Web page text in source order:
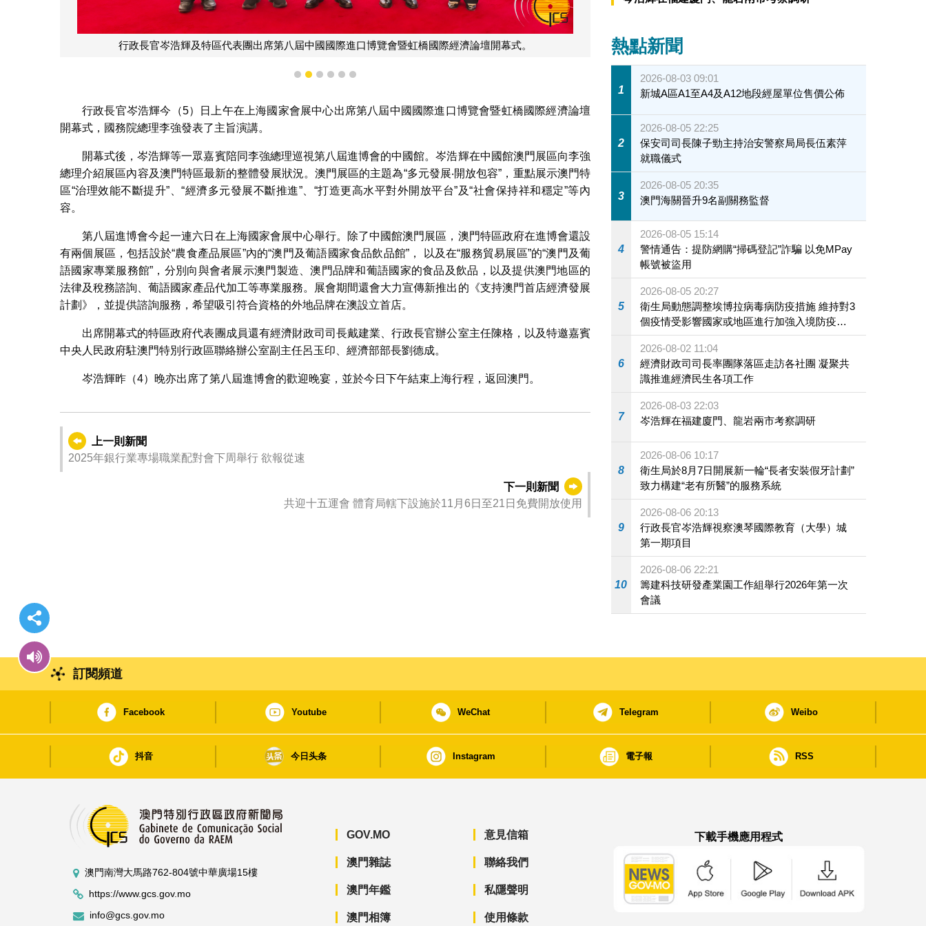
行政長官岑浩輝及特區代表團出席第八屆中國國際進口博覽會暨虹橋國際經濟論壇開幕式。
1 2 3 4 5 6
行政長官岑浩輝今（5）日上午在上海國家會展中心出席第八屆中國國際進口博覽會暨虹橋國際經濟論壇
開幕式，國務院總理李強發表了主旨演講。
開幕式後，岑浩輝等一眾嘉賓陪同李強總理巡視第八屆進博會的中國館。岑浩輝在中國館澳門展區向李強
總理介紹展區內容及澳門特區最新的整體發展狀況。澳門展區的主題為“多元發展‧開放包容”，重點展示澳門特
區“治理效能不斷提升”、“經濟多元發展不斷推進”、“打造更高水平對外開放平台”及“社會保持祥和穩定”等內
容。
第八屆進博會今起一連六日在上海國家會展中心舉行。除了中國館澳門展區，澳門特區政府在進博會還設
有兩個展區，包括設於“農食產品展區”內的“澳門及葡語國家食品飲品館”， 以及在“服務貿易展區”的“澳門及葡
語國家專業服務館”，分別向與會者展示澳門製造、澳門品牌和葡語國家的食品及飲品，以及提供澳門地區的
法律及稅務諮詢、葡語國家產品代加工等專業服務。展會期間還會大力宣傳新推出的《支持澳門首店經濟發展
計劃》，並提供諮詢服務，希望吸引符合資格的外地品牌在澳設立首店。
出席開幕式的特區政府代表團成員還有經濟財政司司長戴建業、行政長官辦公室主任陳格，以及特邀嘉賓
中央人民政府駐澳門特別行政區聯絡辦公室副主任呂玉印、經濟部部長劉德成。
岑浩輝昨（4）晚亦出席了第八屆進博會的歡迎晚宴，並於今日下午結束上海行程，返回澳門。
上一則新聞
2025年銀行業專場職業配對會下周舉行 欲報從速
下一則新聞
共迎十五運會 體育局轄下設施於11月6日至21日免費開放使用
熱點新聞
1
2026-08-03 09:01
新城A區A1至A4及A12地段經屋單位售價公佈
2
2026-08-05 22:25
保安司司長陳子勁主持治安警察局局長伍素萍
就職儀式
3
2026-08-05 20:35
澳門海關晉升9名副關務監督
4
2026-08-05 15:14
警情通告：提防網購“掃碼登記”詐騙 以免MPay
帳號被盜用
5
2026-08-05 20:27
衛生局動態調整埃博拉病毒病防疫措施 維持對3
個疫情受影響國家或地區進行加強入境防疫措
施
6
2026-08-02 11:04
經濟財政司司長率團隊落區走訪各社團 凝聚共
識推進經濟民生各項工作
7
2026-08-03 22:03
岑浩輝在福建廈門、龍岩兩市考察調研
8
2026-08-06 10:17
衛生局於8月7日開展新一輪“長者安裝假牙計劃”
致力構建“老有所醫”的服務系統
9
2026-08-06 20:13
行政長官岑浩輝視察澳琴國際教育（大學）城
第一期項目
10
2026-08-06 22:21
籌建科技研發產業園工作組舉行2026年第一次
會議
訂閱頻道
Facebook Youtube WeChat Telegram Weibo
抖音 今日头条 Instagram 電子報 RSS
澳門南灣大馬路762-804號中華廣場15樓
https://www.gcs.gov.mo
info@gcs.gov.mo
GOV.MO
澳門雜誌
澳門年鑑
澳門相簿
意見信箱
聯絡我們
私隱聲明
使用條款
下載手機應用程式